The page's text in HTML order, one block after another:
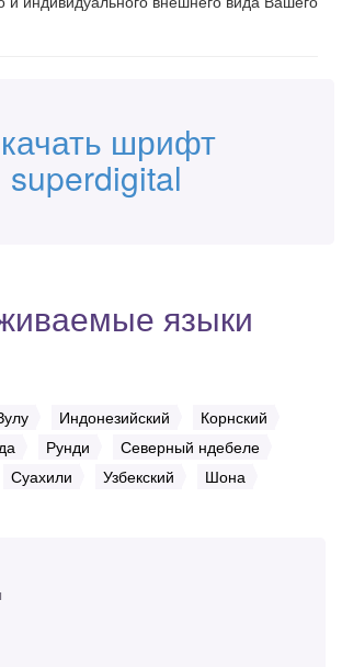
шрифт
superdigital
языки
Индонезийский
Корнский
Рунди
Северный ндебеле
Суахили Узбекский Шона